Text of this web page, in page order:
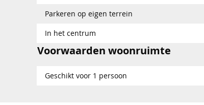
Parkeren op eigen terrein
In het centrum
Voorwaarden woonruimte
Geschikt voor 1 persoon